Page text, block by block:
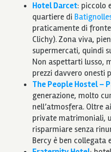
Hotel Darcet: piccolo
quartiere di
praticamente di
Clichy). Zona viva,
supermercati, quindi
Non aspettarti lusso,
prezzi davvero onesti
The People Hostel –
generazione, molto
nell’atmosfera. Oltre
private matrimoniali,
risparmiare senza
Bercy è ben collegata